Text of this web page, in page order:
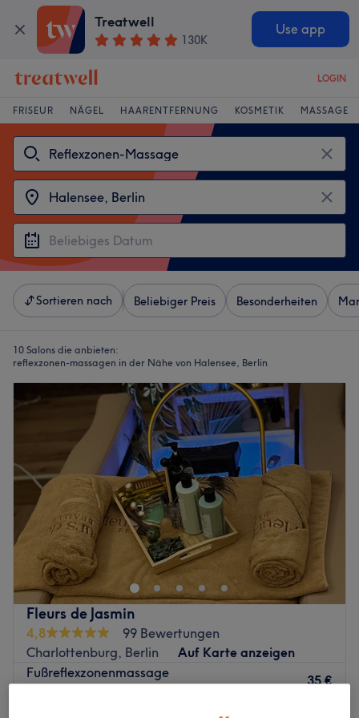
Treatwell
130K
Use app
LOGIN
FRISEUR NÄGEL HAARENTFERNUNG KOSMETIK MASSAGE
Sortieren nach Beliebiger Preis Besonderheiten
10 Salons die anbieten:
reflexzonen-massagen in der Nähe von Halensee, Berlin
Fleurs de Jasmin
4,8
99 Bewertungen
Charlottenburg, Berlin
Auf Karte anzeigen
Fußreflexzonenmassage
35 €